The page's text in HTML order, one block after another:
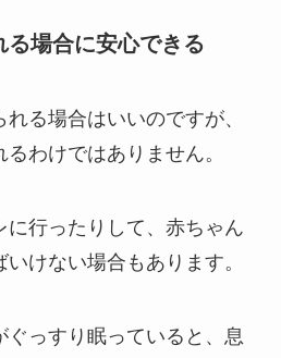
場合に安心できる
る場合はいいのですが、
わけではありません。
に行ったりして、赤ちゃん
けない場合もあります。
ぐっすり眠っていると、息